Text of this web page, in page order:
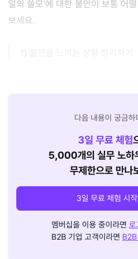
일의 쓸모'에 대한 불안이 보통 어
보세요.
다음 내용이 궁금하
3일 무료 체험
5,000개의 실무 노하
무제한으로 만나
3일 무료 체험 시
멤버십을 이용 중이라면 로
B2B 기업 고객이라면